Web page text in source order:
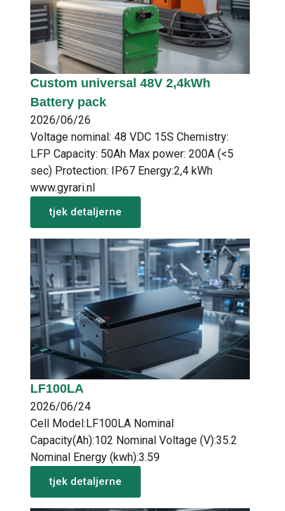
Custom universal 48V 2,4kWh
Battery pack
2026/06/26
Voltage nominal: 48 VDC 15S Chemistry:
LFP Capacity: 50Ah Max power: 200A (<5
sec) Protection: IP67 Energy:2,4 kWh
www.gyrari.nl
tjek detaljerne
LF100LA
2026/06/24
Cell Model:LF100LA Nominal
Capacity(Ah):102 Nominal Voltage (V):35.2
Nominal Energy (kwh):3.59
tjek detaljerne